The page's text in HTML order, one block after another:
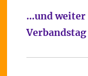
…und weiter
Verbandstag